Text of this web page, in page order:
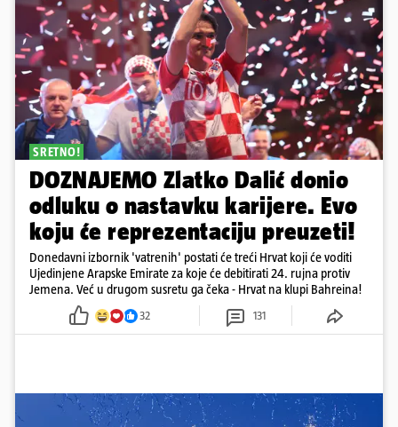
SRETNO!
DOZNAJEMO Zlatko Dalić donio
odluku o nastavku karijere. Evo
koju će reprezentaciju preuzeti!
Donedavni izbornik 'vatrenih' postati će treći Hrvat koji će voditi
Ujedinjene Arapske Emirate za koje će debitirati 24. rujna protiv
Jemena. Već u drugom susretu ga čeka - Hrvat na klupi Bahreina!
32 131